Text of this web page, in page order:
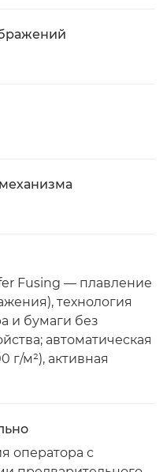
Fusing — плавление
технология
и бумаги без
автоматическая
г/м²), активная
оператора с